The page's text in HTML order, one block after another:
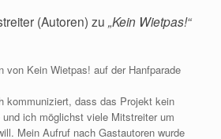
(Autoren) zu „Kein Wietpas!“
kommuniziert, dass das Projekt kein
und ich möglichst viele Mitstreiter um
Mein Aufruf nach Gastautoren wurde